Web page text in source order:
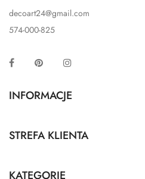
decoart24@gmail.com
574-000-825
Facebook Pinterest
INFORMACJE
STREFA KLIENTA
KATEGORIE